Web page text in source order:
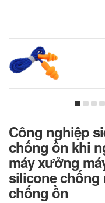
Công nghiệp
chống ồn khi
máy xưởng
silicone chống
chống ồn